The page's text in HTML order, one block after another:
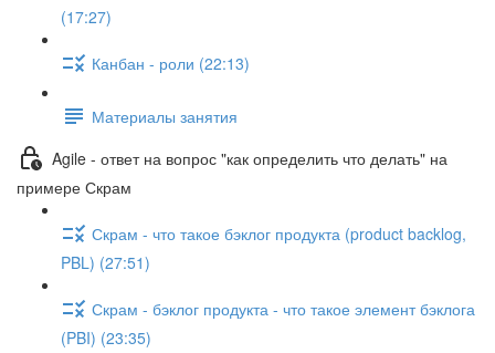
(17:27)
Канбан - роли (22:13)
Материалы занятия
Agile - ответ на вопрос "как определить что делать" на
примере Скрам
Скрам - что такое бэклог продукта (product backlog,
PBL) (27:51)
Скрам - бэклог продукта - что такое элемент бэклога
(PBI) (23:35)